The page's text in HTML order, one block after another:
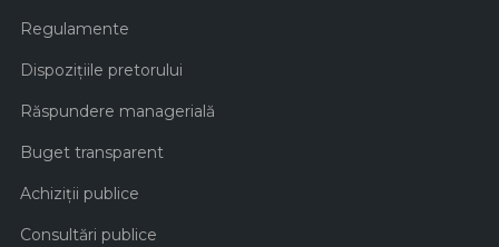
Regulamente
Dispozițiile pretorului
Răspundere managerială
Buget transparent
Achiziţii publice
Consultări publice